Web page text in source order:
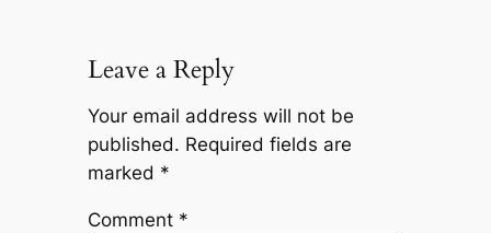
Leave a Reply
Your email address will not be
published. Required fields are
marked *
Comment *